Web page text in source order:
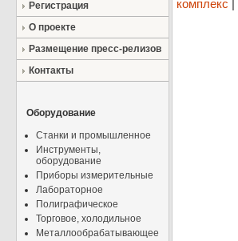
Регистрация
О проекте
Размещение пресс-релизов
Контакты
Оборудование
Станки и промышленное
Инструменты,
оборудование
Приборы измерительные
Лабораторное
Полиграфическое
Торговое, холодильное
Металлообрабатывающее
комплекс |